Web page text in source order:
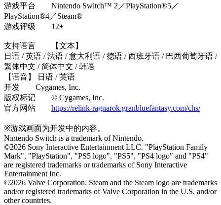
游戏平台 Nintendo Switch™ 2／PlayStation®5／
PlayStation®4／Steam®
游戏评级 12+
支持语言 【文本】
日语 / 英语 / 法语 / 意大利语 / 德语 / 西班牙语 / 巴西葡萄牙语 /
繁体中文 / 简体中文 / 韩语
【语音】 日语 / 英语
开发 Cygames, Inc.
版权标记 © Cygames, Inc.
官方网站 https://relink-ragnarok.granbluefantasy.com/chs/
※游戏画面为开发中的内容。
Nintendo Switch is a trademark of Nintendo.
©2026 Sony Interactive Entertainment LLC. "PlayStation Family
Mark", "PlayStation", "PS5 logo", "PS5", "PS4 logo" and "PS4"
are registered trademarks or trademarks of Sony Interactive
Entertainment Inc.
©2026 Valve Corporation. Steam and the Steam logo are trademarks
and/or registered trademarks of Valve Corporation in the U.S. and/or
other countries.